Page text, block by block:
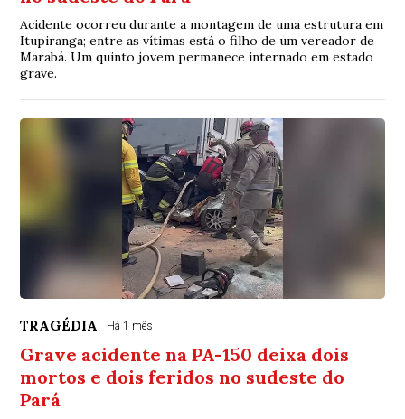
Acidente ocorreu durante a montagem de uma estrutura em
Itupiranga; entre as vítimas está o filho de um vereador de
Marabá. Um quinto jovem permanece internado em estado
grave.
TRAGÉDIA Há 1 mês
Grave acidente na PA-150 deixa dois
mortos e dois feridos no sudeste do
Pará